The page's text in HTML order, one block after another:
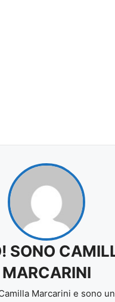
SONO
MARCARINI
Marcarini e sono